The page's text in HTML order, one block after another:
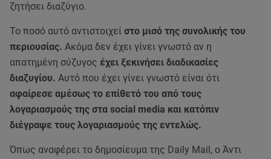
ζητήσει διαζύγιο.
Το ποσό αυτό αντιστοιχεί στο μισό της συνολικής του
περιουσίας. Ακόμα δεν έχει γίνει γνωστό αν η
απατημένη σύζυγος έχει ξεκινήσει διαδικασίες
διαζυγίου. Αυτό που έχει γίνει γνωστό είναι ότι
αφαίρεσε αμέσως το επίθετό του από τους
λογαριασμούς της στα social media και κατόπιν
διέγραψε τους λογαριασμούς της εντελώς.
Όπως αναφέρει το δημοσίευμα της Daily Mail, ο Άντι